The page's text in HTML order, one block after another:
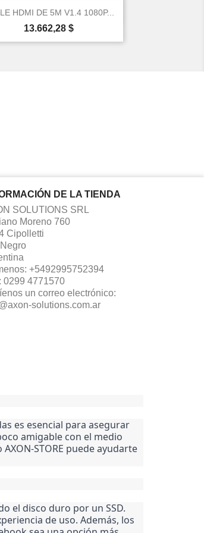
HDMI DE 5M V1.4 1080P...
Precio
13.662,28 $
Vista rápida
DE LA TIENDA
SOLUTIONS SRL
Moreno 760
Cipolletti
+5492995752394
0299 4771570
un correo electrónico:
solutions.com.ar
es esencial para asegurar
amigable con el medio
STORE puede ayudarte
el disco duro por un SSD.
de uso. Además, los